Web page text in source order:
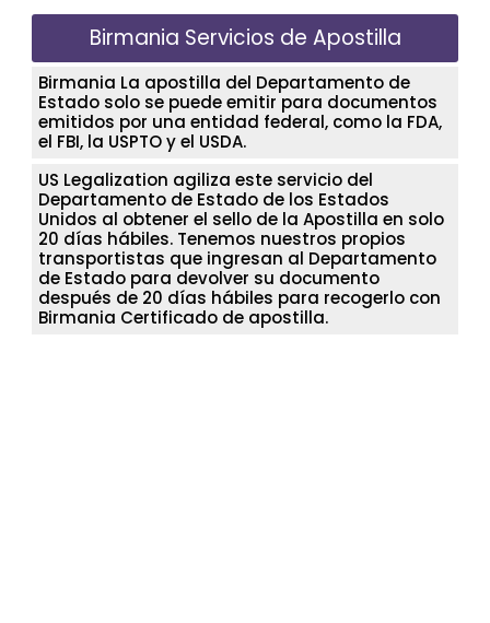
Birmania Servicios de Apostilla
Birmania La apostilla del Departamento de
Estado solo se puede emitir para documentos
emitidos por una entidad federal, como la FDA,
el FBI, la USPTO y el USDA.
US Legalization agiliza este servicio del
Departamento de Estado de los Estados
Unidos al obtener el sello de la Apostilla en solo
20 días hábiles. Tenemos nuestros propios
transportistas que ingresan al Departamento
de Estado para devolver su documento
después de 20 días hábiles para recogerlo con
Birmania Certificado de apostilla.